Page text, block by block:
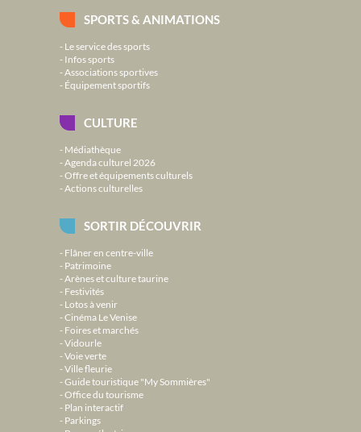
SPORTS & ANIMATIONS
Le service des sports
Infos sports
Associations sportives
Équipement sportifs
CULTURE
Médiathèque
Agenda culturel 2026
Offre et équipements culturels
Actions culturelles
SORTIR DÉCOUVRIR
Flâner en centre-ville
Patrimoine
Arènes et culture taurine
Festivités
Lotos à venir
Cinéma Le Venise
Foires et marchés
Vidourle
Voie verte
Ville fleurie
Guide touristique "My Sommières"
Office du tourisme
Plan interactif
Parkings